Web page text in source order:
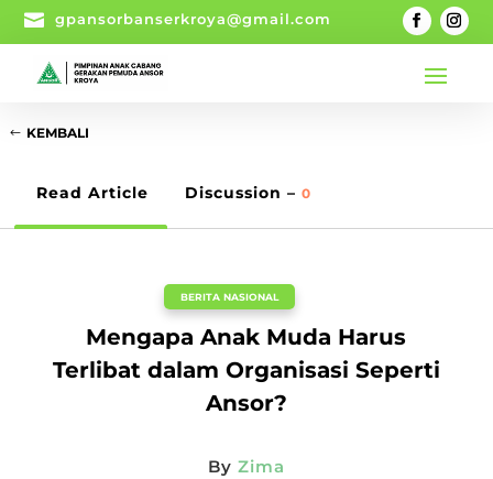
 gpansorbanserkroya@gmail.com
KEMBALI
Read Article Discussion – 0
BERITA NASIONAL
Mengapa Anak Muda Harus
Terlibat dalam Organisasi Seperti
Ansor?
By Zima